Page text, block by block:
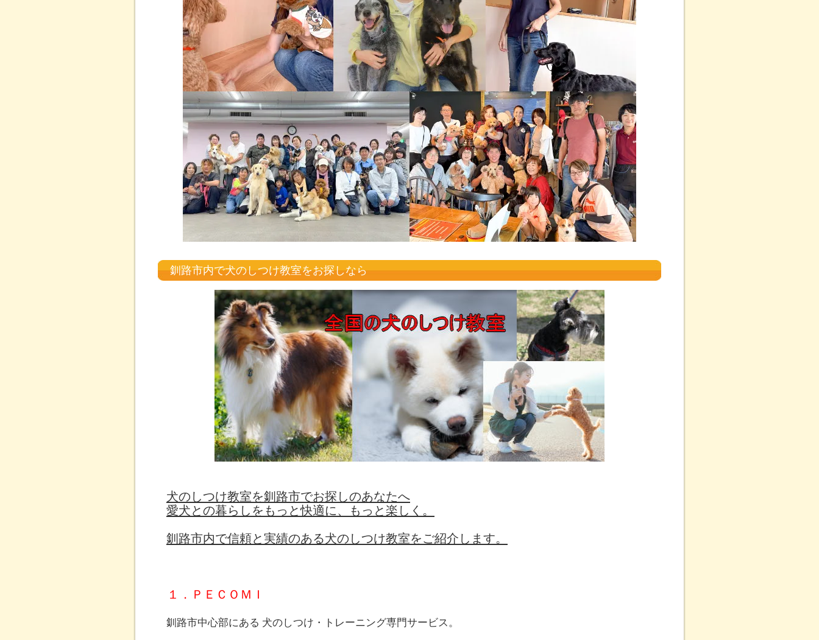
釧路市内で犬のしつけ教室をお探しなら
犬のしつけ教室を釧路市でお探しのあなたへ
愛犬との暮らしをもっと快適に、もっと楽しく。
釧路市内で信頼と実績のある犬のしつけ教室をご紹介します。
１．ＰＥＣＯＭＩ
釧路市中心部にある 犬のしつけ・トレーニング専門サービス。